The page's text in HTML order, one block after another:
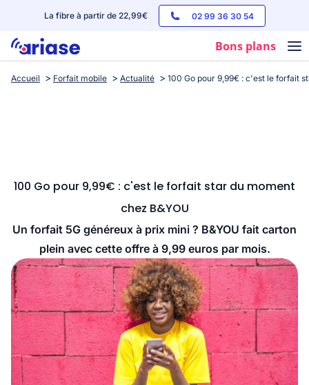
La fibre à partir de 22,99€ 02 99 36 30 54
Bons plans
Box internet
Streaming
Accueil Forfait mobile Actualité 100 Go pour 9,99€ : c'est le forfait
100 Go pour 9,99€ : c'est le forfait star du moment
chez B&YOU
Un forfait 5G généreux à prix mini ? B&YOU fait carton
plein avec cette offre à 9,99 euros par mois.